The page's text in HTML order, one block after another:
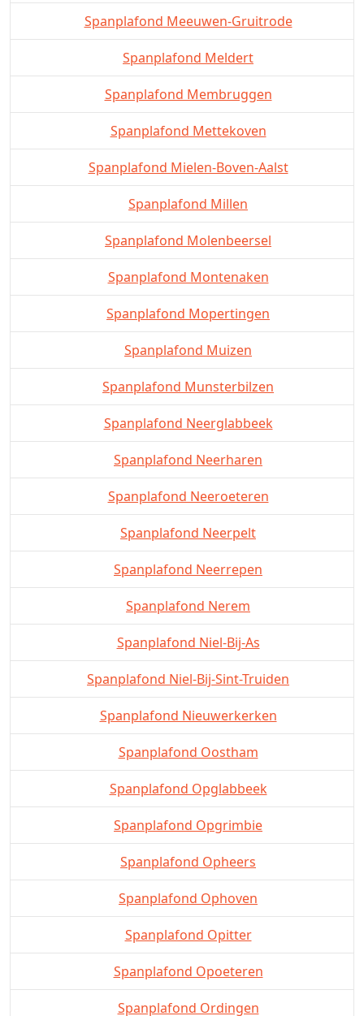
Spanplafond Meeuwen-Gruitrode
Spanplafond Meldert
Spanplafond Membruggen
Spanplafond Mettekoven
Spanplafond Mielen-Boven-Aalst
Spanplafond Millen
Spanplafond Molenbeersel
Spanplafond Montenaken
Spanplafond Mopertingen
Spanplafond Muizen
Spanplafond Munsterbilzen
Spanplafond Neerglabbeek
Spanplafond Neerharen
Spanplafond Neeroeteren
Spanplafond Neerpelt
Spanplafond Neerrepen
Spanplafond Nerem
Spanplafond Niel-Bij-As
Spanplafond Niel-Bij-Sint-Truiden
Spanplafond Nieuwerkerken
Spanplafond Oostham
Spanplafond Opglabbeek
Spanplafond Opgrimbie
Spanplafond Opheers
Spanplafond Ophoven
Spanplafond Opitter
Spanplafond Opoeteren
Spanplafond Ordingen